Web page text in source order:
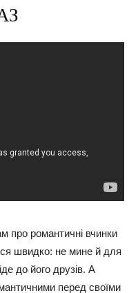
про романтичні вчинки
швидко: не мине й для
до його друзів. А
перед своїми